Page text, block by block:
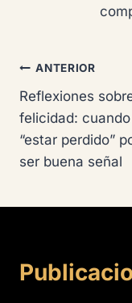
de
entradas
ANTERIOR
Reflexiones
felicidad: cuando
“estar perdido”
ser buena señal